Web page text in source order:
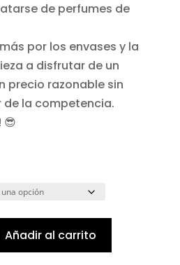
de perfumes de
por los envases y la
a disfrutar de un
precio razonable sin
de la competencia.
😎
Añadir al carrito